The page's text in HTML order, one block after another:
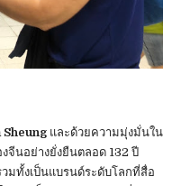
Sheung และด้วยความมุ่งมั่นใน
นอย่างยั่งยืนตลอด 132 ปี
มทั้งเป็นแบรนด์ระดับโลกที่สื่อ